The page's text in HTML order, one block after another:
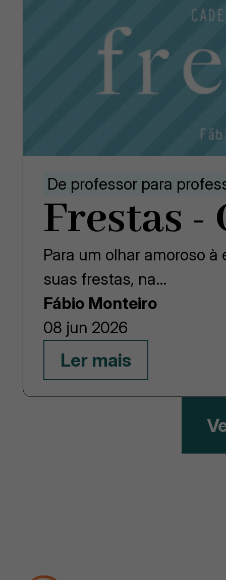
De professor para
Frestas -
Para um olhar amoroso
suas frestas, na…
Fábio Monteiro
08 jun 2026
Ler mais